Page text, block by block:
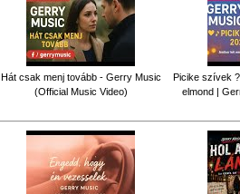
Hát csak menj tovább - Gerry Music
(Official Music Video)
Picike szívek
elmond |